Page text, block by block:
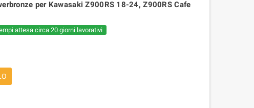
per Kawasaki Z900RS 18-24, Z900RS Cafe
attesa circa 20 giorni lavorativi